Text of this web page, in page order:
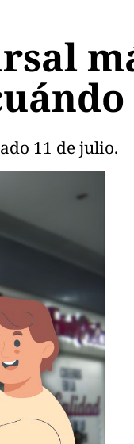
11 de julio.